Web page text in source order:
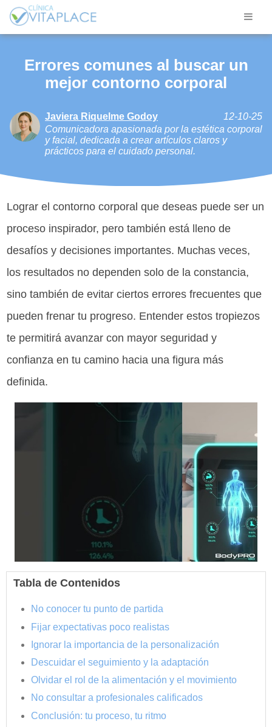
Errores comunes al buscar un
mejor contorno corporal
Javiera Riquelme Godoy
12-10-25
Comunicadora apasionada por la estética corporal
y facial, dedicada a crear artículos claros y
prácticos para el cuidado personal.
Lograr el contorno corporal que deseas puede ser un
proceso inspirador, pero también está lleno de
desafíos y decisiones importantes. Muchas veces,
los resultados no dependen solo de la constancia,
sino también de evitar ciertos errores frecuentes que
pueden frenar tu progreso. Entender estos tropiezos
te permitirá avanzar con mayor seguridad y
confianza en tu camino hacia una figura más
definida.
Tabla de Contenidos
No conocer tu punto de partida
Fijar expectativas poco realistas
Ignorar la importancia de la personalización
Descuidar el seguimiento y la adaptación
Olvidar el rol de la alimentación y el movimiento
No consultar a profesionales calificados
Conclusión: tu proceso, tu ritmo